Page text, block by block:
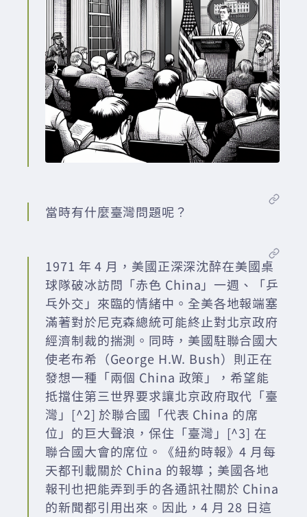
當時有什麼臺灣問題呢？
1971 年 4 月，美國正深深沈醉在美國桌
球隊破冰訪問「赤色 China」一週、「乒
乓外交」來臨的情緒中。全美各地報端塞
滿著對於尼克森總統可能終止對北京政府
經濟制裁的揣測。同時，美國駐聯合國大
使老布希（George H.W. Bush）則正在
發想一種「兩個 China 政策」，希望能
抵擋住第三世界要求讓北京政府取代「臺
灣」[^2] 於聯合國「代表 China 的席
位」的巨大聲浪，保住「臺灣」[^3] 在
聯合國大會的席位。《紐約時報》4 月每
天都刊載關於 China 的報導；美國各地
報刊也把能弄到手的各通訊社關於 China
的新聞都引用出來。因此，4 月 28 日這